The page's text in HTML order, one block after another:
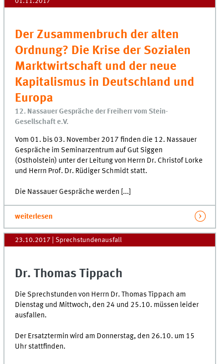
Der Zusammenbruch der alten
Ordnung? Die Krise der Sozialen
Marktwirtschaft und der neue
Kapitalismus in Deutschland und
Europa
12. Nassauer Gespräche der Freiherr vom Stein-
Gesellschaft e.V.
Vom 01. bis 03. November 2017 finden die 12. Nassauer
Gespräche im Seminarzentrum auf Gut Siggen
(Ostholstein) unter der Leitung von Herrn Dr. Christof Lorke
und Herrn Prof. Dr. Rüdiger Schmidt statt.
Die Nassauer Gespräche werden [...]
weiterlesen
23.10.2017 | Sprechstundenausfall
Dr. Thomas Tippach
Die Sprechstunden von Herrn Dr. Thomas Tippach am
Dienstag und Mittwoch, den 24 und 25.10. müssen leider
ausfallen.
Der Ersatztermin wird am Donnerstag, den 26.10. um 15
Uhr stattfinden.